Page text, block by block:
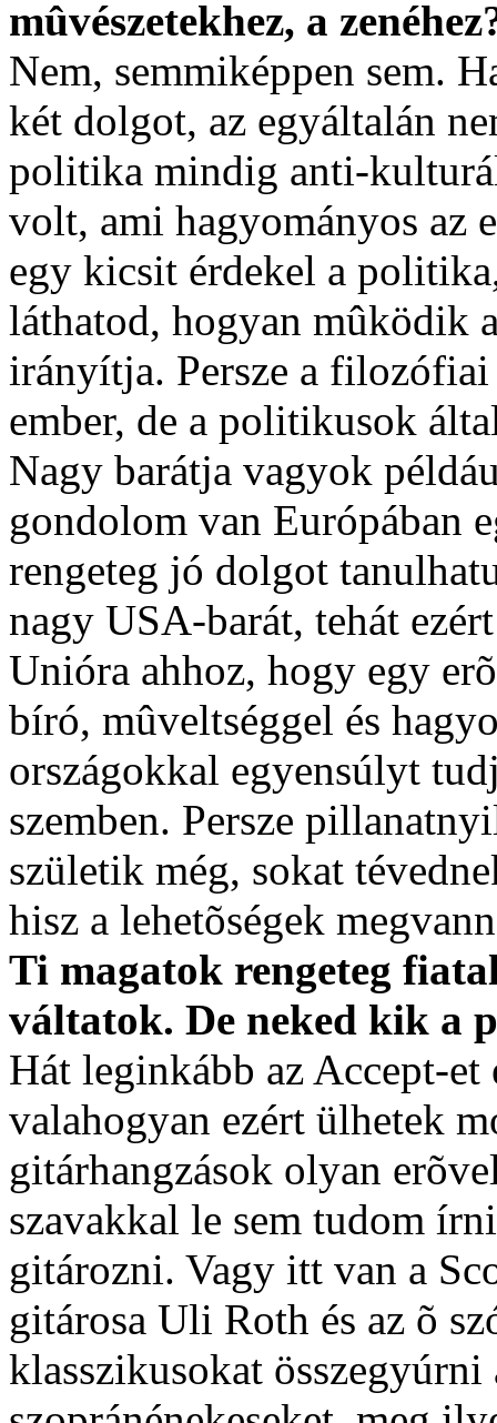
mûvészetekhez, a
Nem, semmiképpen sem.
két dolgot, az egyáltalán
politika mindig anti-
volt, ami hagyományos az
egy kicsit érdekel a
láthatod, hogyan mûködik
irányítja. Persze a
ember, de a politikusok
Nagy barátja vagyok
gondolom van Európában
rengeteg jó dolgot
nagy USA-barát, tehát
Unióra ahhoz, hogy egy
bíró, mûveltséggel és
országokkal egyensúlyt
szemben. Persze
születik még, sokat
hisz a lehetõségek
Ti magatok rengeteg
váltatok. De neked kik a
Hát leginkább az Accept-et
valahogyan ezért ülhetek
gitárhangzások olyan
szavakkal le sem tudom
gitározni. Vagy itt van a
gitárosa Uli Roth és az õ
klasszikusokat